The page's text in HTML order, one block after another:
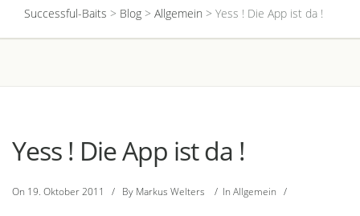
Successful-Baits > Blog > Allgemein > Yess ! Die App ist da !
Yess ! Die App ist da !
On 19. Oktober 2011 / By Markus Welters / In Allgemein /